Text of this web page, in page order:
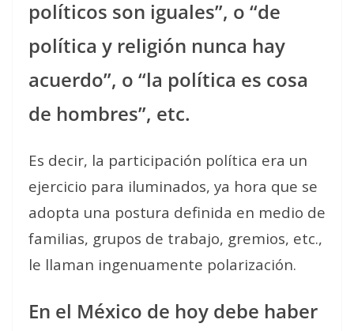
políticos son iguales”, o “de
política y religión nunca hay
acuerdo”, o “la política es cosa
de hombres”, etc.
Es decir, la participación política era un
ejercicio para iluminados, ya hora que se
adopta una postura definida en medio de
familias, grupos de trabajo, gremios, etc.,
le llaman ingenuamente polarización.
En el México de hoy debe haber